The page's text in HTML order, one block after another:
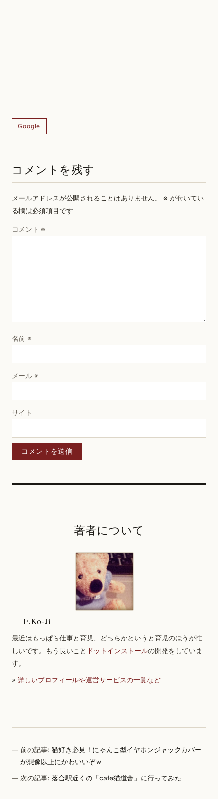
Google
コメントを残す
メールアドレスが公開されることはありません。 ※ が付いてい
る欄は必須項目です
コメント ※
名前 ※
メール ※
サイト
著者について
F.Ko-Ji
最近はもっぱら仕事と育児、どちらかというと育児のほうが忙
しいです。もう長いこと ドットインストールの開発をしていま
す。
» 詳しいプロフィールや運営サービスの一覧など
前の記事:猫好き必見！にゃんこ型イヤホンジャックカバー
が想像以上にかわいいぞｗ
次の記事:落合駅近くの「cafe猫道舎」に行ってみた